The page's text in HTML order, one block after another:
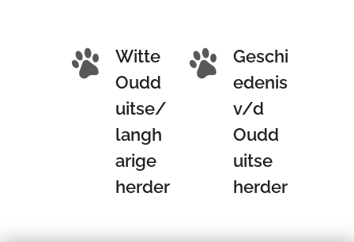
Witte
Oudd
uitse/
langh
arige
herder
Geschi
edenis
v/d
Oudd
uitse
herder